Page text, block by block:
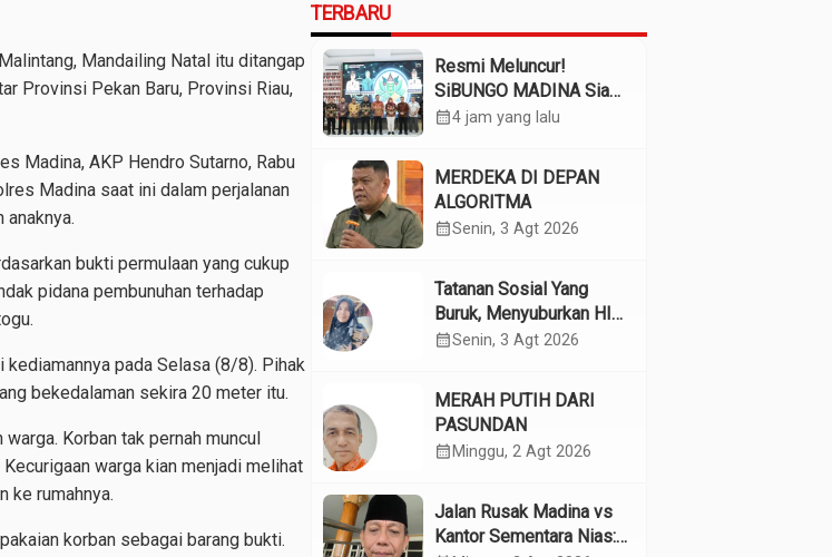
Mandailing Natal itu ditangap
Provinsi Pekan Baru, Provinsi Riau,
Madina, AKP Hendro Sutarno, Rabu
Madina saat ini dalam perjalanan
bukti permulaan yang cukup
pidana pembunuhan terhadap
pada Selasa (8/8). Pihak
bekedalaman sekira 20 meter itu.
Korban tak pernah muncul
warga kian menjadi melihat
ke rumahnya.
korban sebagai barang bukti.
TERBARU
Resmi Meluncur!
SiBUNGO MADINA Siap
Optimalkan Pendapatan
calendar_month4 jam yang lalu
MERDEKA DI DEPAN
ALGORITMA
calendar_monthSenin, 3 Agt 2026
Tatanan Sosial Yang
Buruk, Menyuburkan HIV
Pada Remaja
calendar_monthSenin, 3 Agt 2026
MERAH PUTIH DARI
PASUNDAN
calendar_month Minggu, 2 Agt 2026
Jalan Rusak Madina vs
Kantor Sementara Nias: